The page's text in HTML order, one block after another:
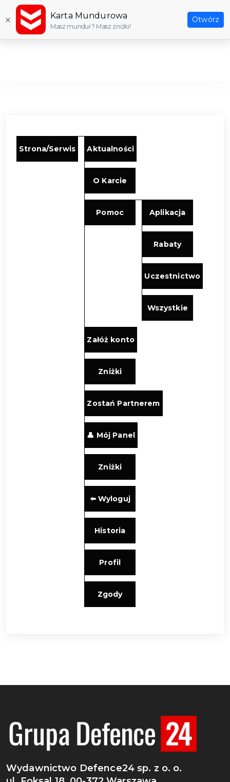
× Karta Mundurowa
Masz mundur? Masz zniżki!
Otwórz
Strona/Serwis Aktualności
O Karcie
Pomoc Aplikacja
Rabaty
Uczestnictwo
Wszystkie
Załóż konto
Zniżki
Zostań Partnerem
👤 Mój Panel
Zniżki
⬅️ Wyloguj
Historia
Profil
Zgody
Wydawnictwo Defence24 sp. z o. o.